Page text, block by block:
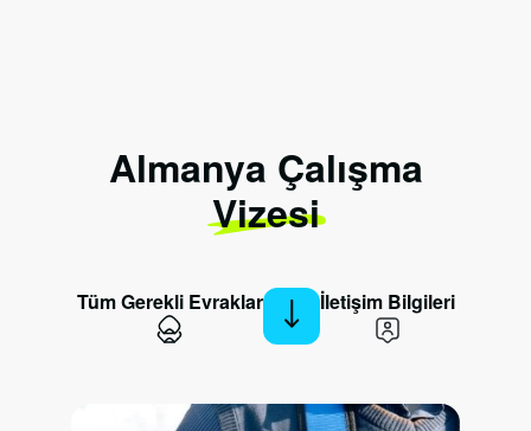
Almanya Çalışma
Vizesi
Tüm Gerekli Evraklar İletişim Bilgileri